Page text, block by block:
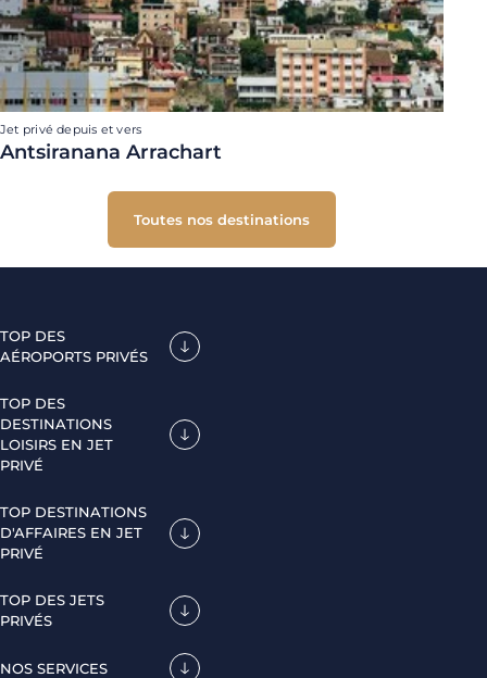
Jet privé depuis et vers
Antsiranana Arrachart
Toutes nos destinations
TOP DES
AÉROPORTS PRIVÉS
TOP DES
DESTINATIONS
LOISIRS EN JET
PRIVÉ
TOP DESTINATIONS
D'AFFAIRES EN JET
PRIVÉ
TOP DES JETS
PRIVÉS
NOS SERVICES